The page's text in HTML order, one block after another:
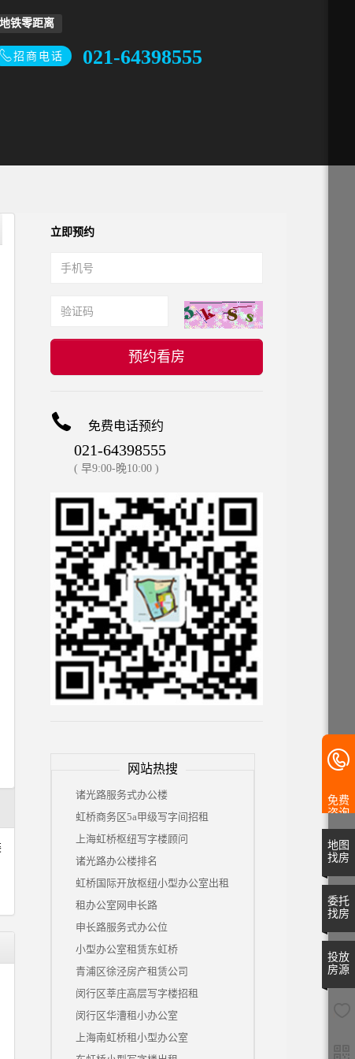
地铁零距离
招商电话 021-64398555
立即预约
预约看房
免费电话预约
021-64398555
( 早9:00-晚10:00 )
网站热搜
诸光路服务式办公楼
虹桥商务区5a甲级写字间招租
上海虹桥枢纽写字楼顾问
诸光路办公楼排名
虹桥国际开放枢纽小型办公室出租
租办公室网申长路
申长路服务式办公位
小型办公室租赁东虹桥
青浦区徐泾房产租赁公司
闵行区莘庄高层写字楼招租
闵行区华漕租小办公室
上海南虹桥租小型办公室
免费
咨询
地图
找房
委托
找房
投放
房源